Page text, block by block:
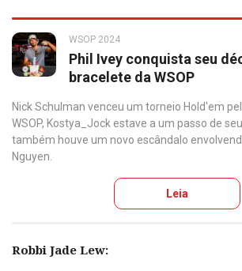
WSOP 2024
Phil Ivey conquista seu
bracelete da WSOP
Nick Schulman venceu um torneio Hold'em
WSOP, Kostya_Jock estave a um passo de
também houve um novo escândalo
Nguyen.
Leia
Robbi Jade Lew: